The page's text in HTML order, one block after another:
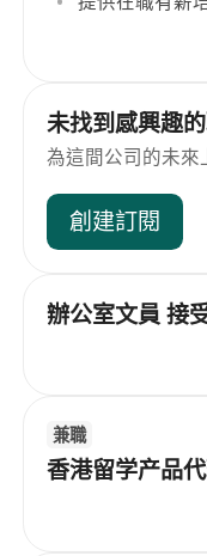
未找到感興趣
為這間公司的未
創建訂閱
辦公室
兼職
香港留学产品